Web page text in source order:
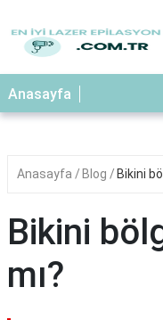
Anasayfa
Anasayfa Blog Bikini
Bikini
mı?